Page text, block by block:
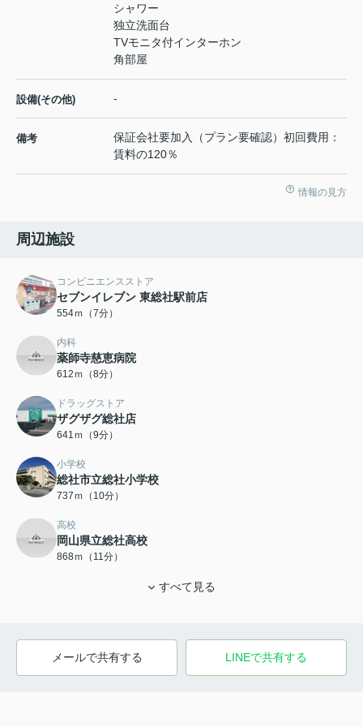
シャワー
独立洗面台
TVモニタ付インターホン
角部屋
設備(その他) -
備考
保証会社要加入（プラン要確認）初回費用：
賃料の120％
情報の見方
周辺施設
コンビニエンスストア
セブンイレブン 東総社駅前店
554ｍ（7分）
内科
薬師寺慈恵病院
612ｍ（8分）
ドラッグストア
ザグザグ総社店
641ｍ（9分）
小学校
総社市立総社小学校
737ｍ（10分）
高校
岡山県立総社高校
868ｍ（11分）
すべて見る
メールで共有する LINEで共有する